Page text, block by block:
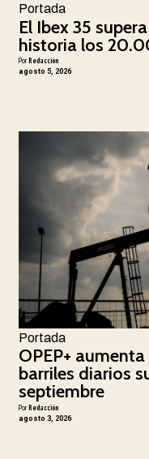
Portada
El Ibex 35
historia los
Por Redacción
agosto 5, 2026
Portada
OPEP+
barriles diarios
septiembre
Por Redacción
agosto 3, 2026